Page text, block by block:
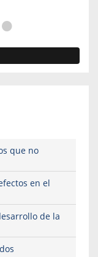
que no
en el
de la